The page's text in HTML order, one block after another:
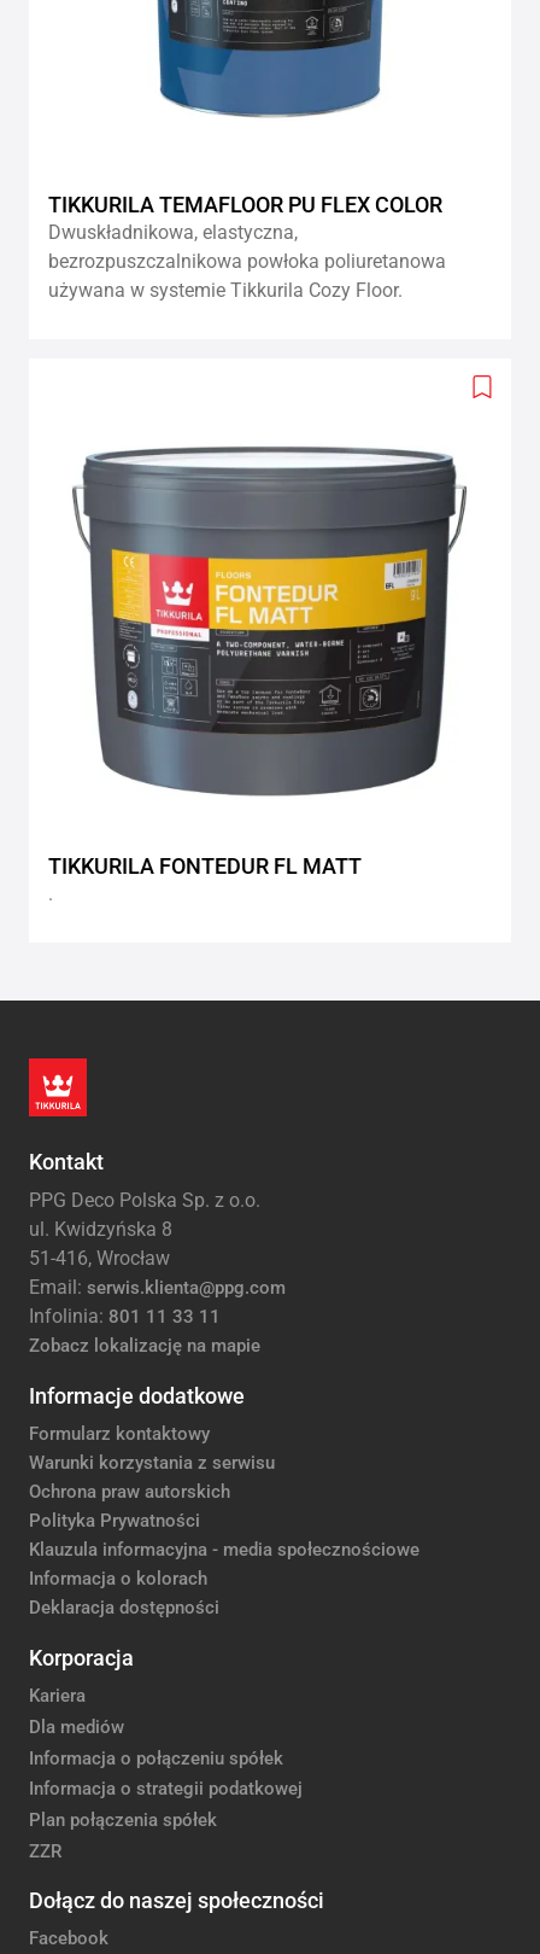
TIKKURILA TEMAFLOOR PU FLEX COLOR
Dwuskładnikowa, elastyczna,
bezrozpuszczalnikowa powłoka poliuretanowa
używana w systemie Tikkurila Cozy Floor.
Add
TIKKURILA FONTEDUR FL MATT
.
Kontakt
PPG Deco Polska Sp. z o.o.
ul. Kwidzyńska 8
51-416, Wrocław
Email: serwis.klienta@ppg.com
Infolinia: 801 11 33 11
Zobacz lokalizację na mapie
Informacje dodatkowe
Formularz kontaktowy
Warunki korzystania z serwisu
Ochrona praw autorskich
Polityka Prywatności
Klauzula informacyjna - media społecznościowe
Informacja o kolorach
Deklaracja dostępności
Korporacja
Kariera
Dla mediów
Informacja o połączeniu spółek
Informacja o strategii podatkowej
Plan połączenia spółek
ZZR
Dołącz do naszej społeczności
Facebook